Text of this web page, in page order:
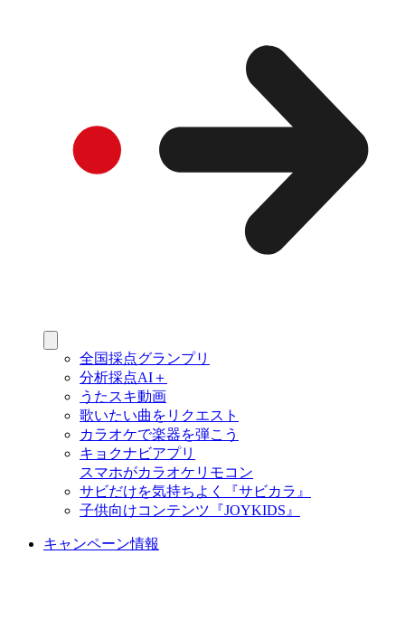
全国採点グランプリ
分析採点AI＋
うたスキ動画
歌いたい曲をリクエスト
カラオケで楽器を弾こう
キョクナビアプリ
スマホがカラオケリモコン
サビだけを気持ちよく『サビカラ』
子供向けコンテンツ『JOYKIDS』
キャンペーン情報